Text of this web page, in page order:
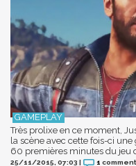
Très prolixe en ce moment,
la scène avec cette fois-ci
60 premières minutes du jeu
25/11/2015, 07:03 1